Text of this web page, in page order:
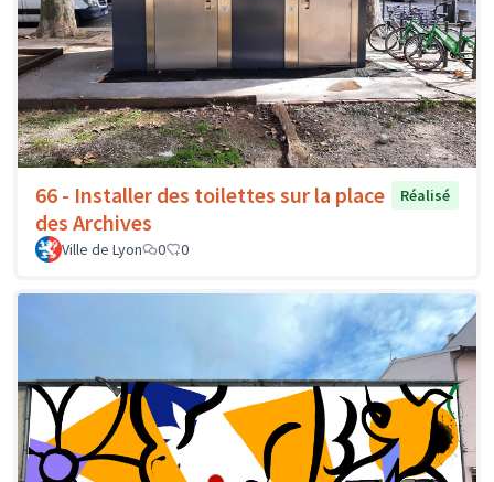
66 - Installer des toilettes sur la place
des Archives
Réalisé
Ville de Lyon 0 0